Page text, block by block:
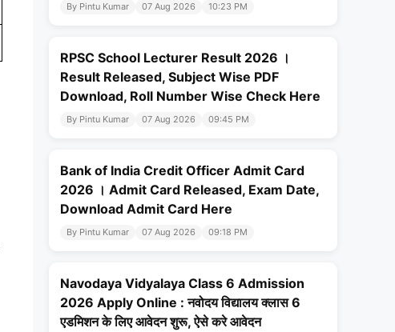
By Pintu Kumar 07 Aug 2026 10:23 PM
RPSC School Lecturer Result 2026 ।
Result Released, Subject Wise PDF
Download, Roll Number Wise Check Here
By Pintu Kumar 07 Aug 2026 09:45 PM
Bank of India Credit Officer Admit Card
2026 । Admit Card Released, Exam Date,
Download Admit Card Here
By Pintu Kumar 07 Aug 2026 09:18 PM
Navodaya Vidyalaya Class 6 Admission
2026 Apply Online : नवोदय विद्यालय क्लास 6
एडमिशन के लिए आवेदन शुरू, ऐसे करे आवेदन